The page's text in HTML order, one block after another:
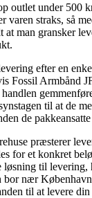
outlet under 500
varen straks, så
at man gransker
efter en
Fossil Armbånd
til at de
de
præsterer
for et konkret
løsning til
bor nær
til at levere